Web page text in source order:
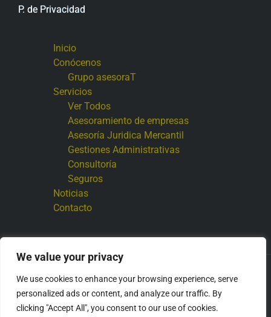
We value your privacy
We use cookies to enhance your browsing experience, serve
personalized ads or content, and analyze our traffic. By
clicking "Accept All", you consent to our use of cookies.
P. de Privacidad
Inicio
Conócenos
Grupo asesoraT
Servicios
Ver Todos
Asesoramiento de empresas
Asesoría Juridica Mercantil
Gestiones Administrativas
Consultoría
Seguros
Noticias
Contacto
Copyright © 2026 Grupo asesoraT